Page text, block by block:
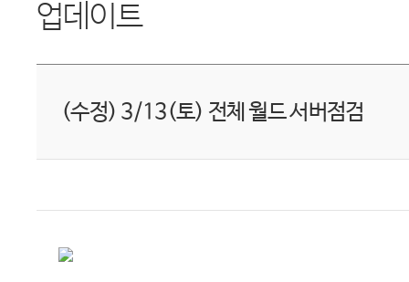
업데이트
(수정) 3/13(토) 전체 월드 서버점검